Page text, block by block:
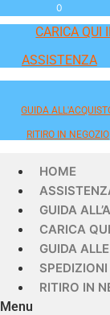
0
CARICA QUI
ASSISTENZA
GUIDA
RITIRO IN NEGOZIO
HOME
GUIDA
CARICA
GUIDA
SPEDIZIONI
RITIRO IN
Menu